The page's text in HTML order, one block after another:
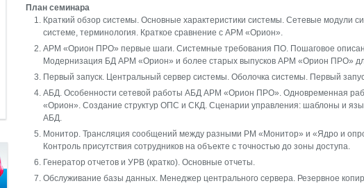
План семинара
Краткий обзор системы. Основные характеристики системы. Сетевые
системе, терминология. Краткое сравнение с АРМ «Орион».
АРМ «Орион ПРО» первые шаги. Системные требования ПО. Пошаговое
Модернизация БД АРМ «Орион» и более старых выпусков АРМ «Орион ПРО»
Первый запуск. Центральный сервер системы. Оболочка системы. Первый
АБД. Особенности сетевой работы АБД АРМ «Орион ПРО». Одновременная
«Орион». Создание структур ОПС и СКД. Сценарии управления: шаблоны и
АБД.
Монитор. Трансляция сообщений между разными РМ «Монитор» и «Ядро и
Контроль присутствия сотрудников на объекте с точностью до зоны доступа.
Генератор отчетов и УРВ (кратко). Основные отчеты.
Обслуживание базы данных. Менеджер центрального сервера. Резервное